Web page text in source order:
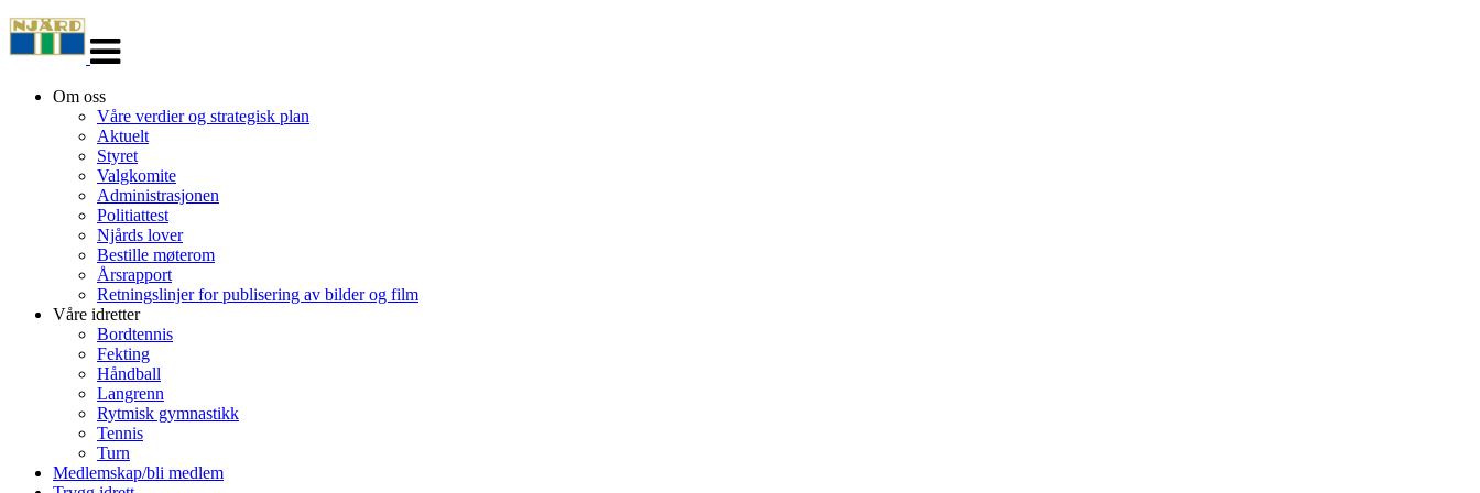
navigasjon
Om oss
Våre verdier og strategisk plan
Aktuelt
Styret
Valgkomite
Administrasjonen
Politiattest
Njårds lover
Bestille møterom
Årsrapport
Retningslinjer for publisering av bilder og film
Våre idretter
Bordtennis
Fekting
Håndball
Langrenn
Rytmisk gymnastikk
Tennis
Turn
Medlemskap/bli medlem